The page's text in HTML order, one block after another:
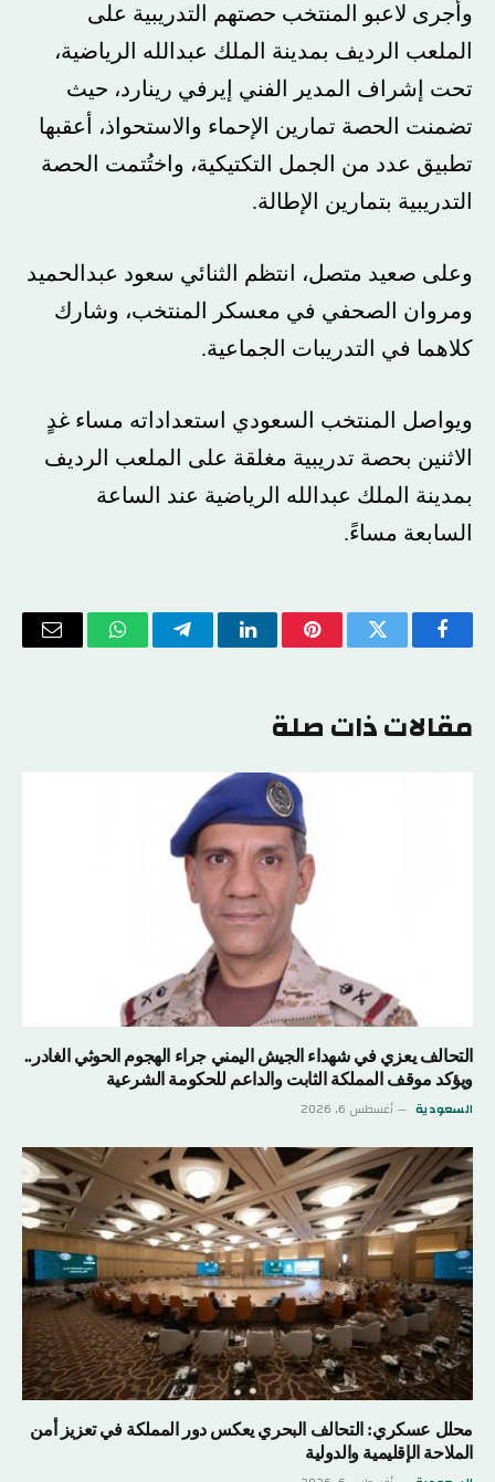
وأجرى لاعبو المنتخب حصتهم التدريبية على
الملعب الرديف بمدينة الملك عبدالله الرياضية،
تحت إشراف المدير الفني إيرفي رينارد، حيث
تضمنت الحصة تمارين الإحماء والاستحواذ، أعقبها
تطبيق عدد من الجمل التكتيكية، واختُتمت الحصة
التدريبية بتمارين الإطالة.
وعلى صعيد متصل، انتظم الثنائي سعود عبدالحميد
ومروان الصحفي في معسكر المنتخب، وشارك
كلاهما في التدريبات الجماعية.
ويواصل المنتخب السعودي استعداداته مساء غدٍ
الاثنين بحصة تدريبية مغلقة على الملعب الرديف
بمدينة الملك عبدالله الرياضية عند الساعة
السابعة مساءً.
فيسبوكتويتر بينتيريستلينكدإن تيلقرام واتسابالبريد
مقالات ذات صلة
التحالف يعزي في شهداء الجيش اليمني جراء الهجوم الحوثي الغادر..
ويؤكد موقف المملكة الثابت والداعم للحكومة الشرعية
السعودية أغسطس 6, 2026
محلل عسكري: التحالف البحري يعكس دور المملكة في تعزيز أمن
الملاحة الإقليمية والدولية